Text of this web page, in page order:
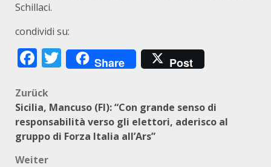
Schillaci.
condividi su:
Facebook
Twitter
Share Post
Beitragsnavigation
Zurück
Sicilia, Mancuso (FI): “Con grande senso di
responsabilità verso gli elettori, aderisco al
gruppo di Forza Italia all’Ars”
Weiter